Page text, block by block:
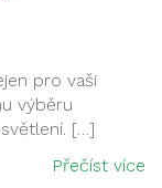
pro vaši
výběru
[…]
Přečíst více